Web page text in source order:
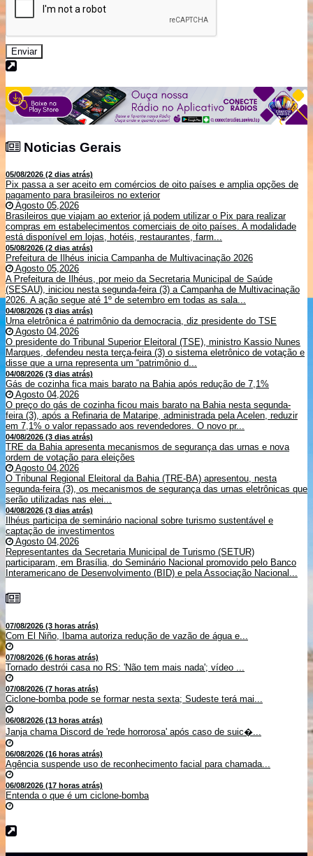
Enviar
Noticias Gerais
05/08/2026 (2 dias atrás)
Pix passa a ser aceito em comércios de oito países e amplia opções de
pagamento para brasileiros no exterior
Agosto 05,2026
Brasileiros que viajam ao exterior já podem utilizar o Pix para realizar
compras em estabelecimentos comerciais de oito países. A modalidade
está disponível em lojas, hotéis, restaurantes, farm...
05/08/2026 (2 dias atrás)
Prefeitura de Ilhéus inicia Campanha de Multivacinação 2026
Agosto 05,2026
A Prefeitura de Ilhéus, por meio da Secretaria Municipal de Saúde
(SESAU), iniciou nesta segunda-feira (3) a Campanha de Multivacinação
2026. A ação segue até 1º de setembro em todas as sala...
04/08/2026 (3 dias atrás)
Urna eletrônica é patrimônio da democracia, diz presidente do TSE
Agosto 04,2026
O presidente do Tribunal Superior Eleitoral (TSE), ministro Kassio Nunes
Marques, defendeu nesta terça-feira (3) o sistema eletrônico de votação e
disse que a urna representa um “patrimônio d...
04/08/2026 (3 dias atrás)
Gás de cozinha fica mais barato na Bahia após redução de 7,1%
Agosto 04,2026
O preço do gás de cozinha ficou mais barato na Bahia nesta segunda-
feira (3), após a Refinaria de Mataripe, administrada pela Acelen, reduzir
em 7,1% o valor repassado aos revendedores. O novo pr...
04/08/2026 (3 dias atrás)
TRE da Bahia apresenta mecanismos de segurança das urnas e nova
ordem de votação para eleições
Agosto 04,2026
O Tribunal Regional Eleitoral da Bahia (TRE-BA) apresentou, nesta
segunda-feira (3), os mecanismos de segurança das urnas eletrônicas que
serão utilizadas nas elei...
04/08/2026 (3 dias atrás)
Ilhéus participa de seminário nacional sobre turismo sustentável e
captação de investimentos
Agosto 04,2026
Representantes da Secretaria Municipal de Turismo (SETUR)
participaram, em Brasília, do Seminário Nacional promovido pelo Banco
Interamericano de Desenvolvimento (BID) e pela Associação Nacional...
07/08/2026 (3 horas atrás)
Com El Niño, Ibama autoriza redução de vazão de água e...
07/08/2026 (6 horas atrás)
Tornado destrói casa no RS: 'Não tem mais nada'; vídeo ...
07/08/2026 (7 horas atrás)
Ciclone-bomba pode se formar nesta sexta; Sudeste terá mai...
06/08/2026 (13 horas atrás)
Janja chama Discord de 'rede horrorosa' após caso de suic�...
06/08/2026 (16 horas atrás)
Agência suspende uso de reconhecimento facial para chamada...
06/08/2026 (17 horas atrás)
Entenda o que é um ciclone-bomba